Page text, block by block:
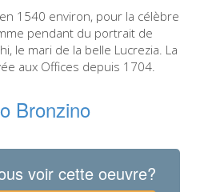
virtuelle
Oeuvres
Salles
Musée national du Bargello
1540 environ, pour la célèbre
pendant du portrait de
le mari de la belle Lucrezia. La
aux Offices depuis 1704.
Bronzino
voir cette oeuvre?